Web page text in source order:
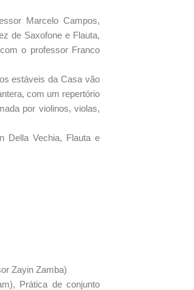
Marcelo Campos,
de Saxofone e Flauta,
o professor Franco
estáveis da Casa vão
com um repertório
por violinos, violas,
Della Vechia, Flauta e
Zayin Zamba)
Prática de conjunto